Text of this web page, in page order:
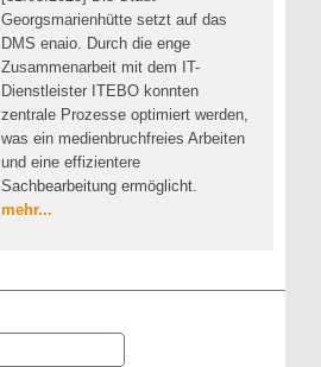
Georgsmarienhütte setzt auf das
DMS enaio. Durch die enge
Zusammenarbeit mit dem IT-
Dienstleister ITEBO konnten
zentrale Prozesse optimiert werden,
was ein medienbruchfreies Arbeiten
und eine effizientere
Sachbearbeitung ermöglicht.
mehr...